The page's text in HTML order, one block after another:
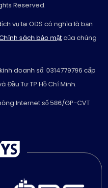
Reserved.
vụ tại ODS có nghĩa là bạn
sách bảo mậtcủa chúng
doanh số: 0314779796 cấp
Đầu Tư TP.Hồ Chí Minh.
Internet số 586/GP-CVT